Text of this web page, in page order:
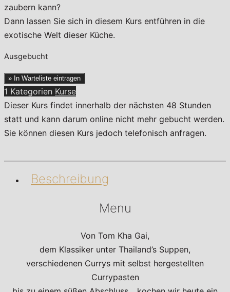
zaubern kann?
Dann lassen Sie sich in diesem Kurs entführen in die
exotische Welt dieser Küche.
Ausgebucht
» In Warteliste eintragen
1 Kategorien Kurse
Dieser Kurs findet innerhalb der nächsten 48 Stunden
statt und kann darum online nicht mehr gebucht werden.
Sie können diesen Kurs jedoch telefonisch anfragen.
Beschreibung
Menu
Von Tom Kha Gai,
dem Klassiker unter Thailand’s Suppen,
verschiedenen Currys mit selbst hergestellten
Currypasten